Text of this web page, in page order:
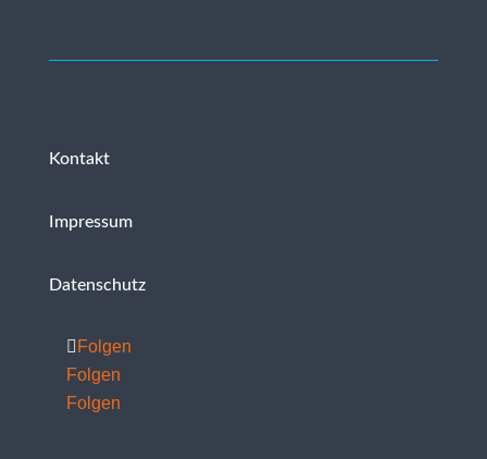
Kontakt
Impressum
Datenschutz
Folgen
Folgen
Folgen